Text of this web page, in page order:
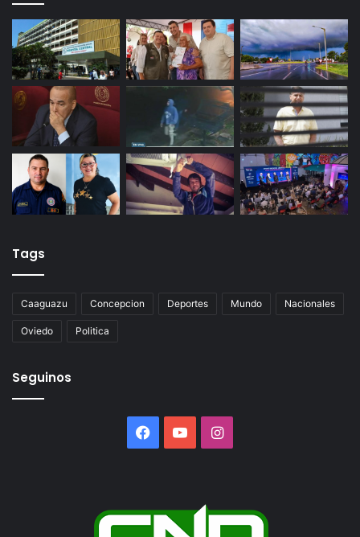
Tags
Caaguazu Concepcion Deportes Mundo Nacionales
Oviedo Politica
Seguinos
Facebook
YouTubeInstagram